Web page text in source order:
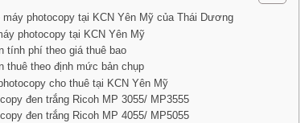
photocopy tại KCN Yên Mỹ của Thái Dương
photocopy tại KCN Yên Mỹ
tính phí theo giá thuê bao
thuê theo định mức bản chụp
cho thuê tại KCN Yên Mỹ
đen trắng Ricoh MP 3055/ MP3555
đen trắng Ricoh MP 4055/ MP5055